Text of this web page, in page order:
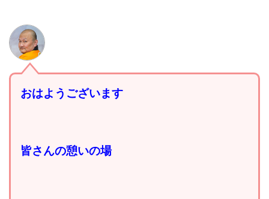
おはようございます
皆さんの憩いの場